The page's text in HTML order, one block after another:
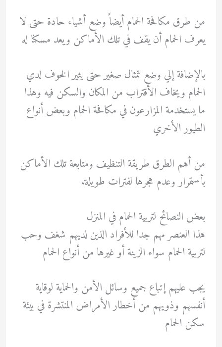
من طرق مكافحة الحمام أيضاً وضع أشياء حادة حتى لا
يعرف الحمام أن يقف في تلك الأماكن ويعد مسكنا له
بالإضافة إلي وضع تمثال صغير حتى يثير الخوف لدي
الحمام ويخاف الأقتراب من المكان والسكن فيه وهذا
ما يستخدمة المزارعون في مكافحة الحمام وبعض أنواع
الطيور الأخري
من أهم الطرق طريقة التنظيف ومتابعة تلك الأماكن
بأستمرار وعدم هجرها لفترات طويلة.
بعض النصائح لتربية الحمام في المنزل
هذا العنصر مهم جدا للأفراد الذين لديهم شغف وحب
لتربية الحمام سواء الزينة أو غيرها من أنواع الحمام
يجب عليهم إتباع جميع وسائل الأمن والحماية لوقاية
أنفسهم وذويهم من أخطار الأمراض المنتشرة في بيئة
سكن الحمام